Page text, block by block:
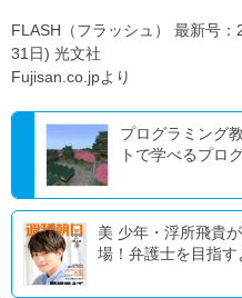
FLASH（フラッシュ） 最新号
31日) 光文社
Fujisan.co.jpより
プログラミング
トで学べるプロ
美 少年・浮所飛貴
場！弁護士を目指す